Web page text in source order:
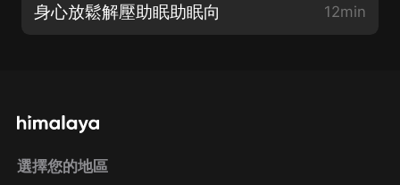
身心放鬆解壓助眠助眠向 12min
選擇您的地區